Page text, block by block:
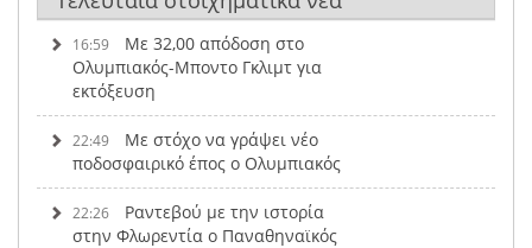
16:59
Με 32,00 απόδοση στο
Ολυμπιακός-Μποντο Γκλιμτ για
εκτόξευση
22:49
Με στόχο να γράψει νέο
ποδοσφαιρικό έπος ο Ολυμπιακός
22:26
Ραντεβού με την ιστορία
στην Φλωρεντία ο Παναθηναϊκός